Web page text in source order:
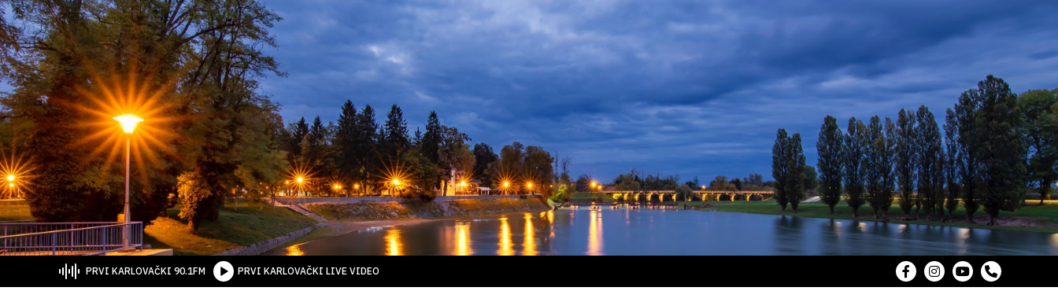
PRVI KARLOVAČKI 90.1FM PRVI KARLOVAČKI LIVE VIDEO